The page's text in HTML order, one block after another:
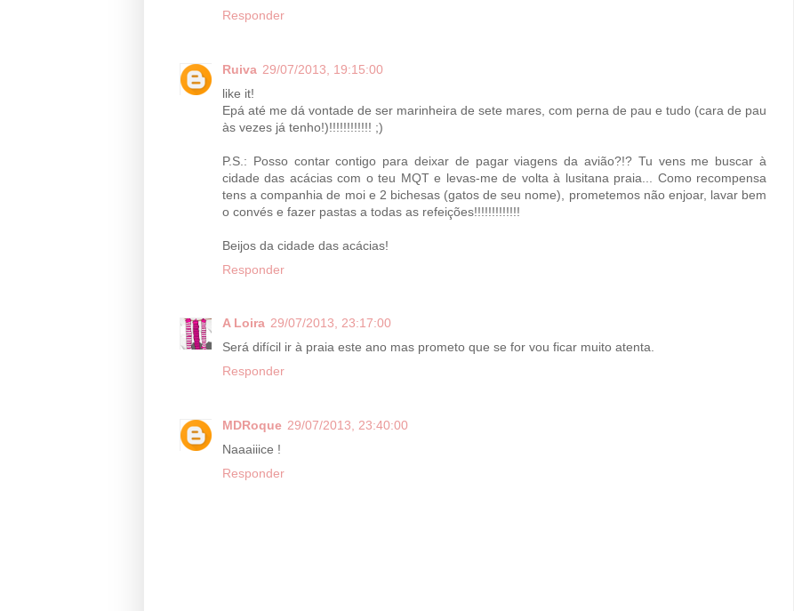
Responder
Ruiva 29/07/2013, 19:15:00
like it!
Epá até me dá vontade de ser marinheira de sete mares, com perna de pau e tudo (cara de pau
às vezes já tenho!)!!!!!!!!!!!! ;)
P.S.: Posso contar contigo para deixar de pagar viagens da avião?!? Tu vens me buscar à
cidade das acácias com o teu MQT e levas-me de volta à lusitana praia... Como recompensa
tens a companhia de moi e 2 bichesas (gatos de seu nome), prometemos não enjoar, lavar bem
o convés e fazer pastas a todas as refeições!!!!!!!!!!!!!
Beijos da cidade das acácias!
Responder
A Loira 29/07/2013, 23:17:00
Será difícil ir à praia este ano mas prometo que se for vou ficar muito atenta.
Responder
MDRoque 29/07/2013, 23:40:00
Naaaiiice !
Responder